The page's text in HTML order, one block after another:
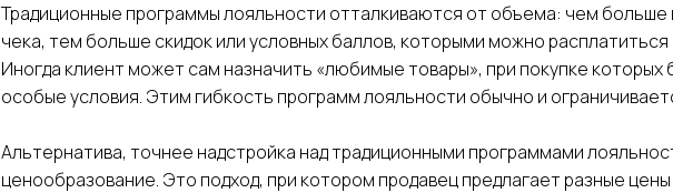
Традиционные программы лояльности отталкиваются от объема: чем больше
чека, тем больше скидок или условных баллов, которыми можно расплатиться
Иногда клиент может сам назначить «любимые товары», при покупке которых
особые условия. Этим гибкость программ лояльности обычно и
Альтернатива, точнее надстройка над традиционными программами
ценообразование. Это подход, при котором продавец предлагает разные